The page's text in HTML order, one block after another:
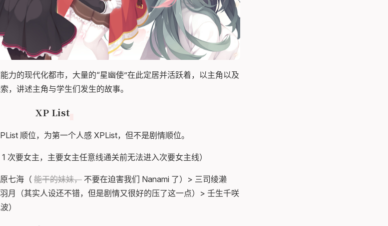
力的现代化都市，大量的“星幽使”在此定居并活跃着，以主角以及
，讲述主角与学生们发生的故事。
XP List
顺位，为第一个人感 XPList，但不是剧情顺位。
次要女主，主要女主任意线通关前无法进入次要女主线）
七海（ 能干的妹妹， 不要在迫害我们 Nanami 了）> 三司绫濑
月（其实人设还不错，但是剧情又很好的压了这一点）> 壬生千咲
）